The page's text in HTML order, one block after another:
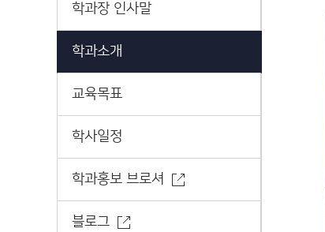
학과장 인사말
학과소개
교육목표
학사일정
학과홍보 브로셔
블로그